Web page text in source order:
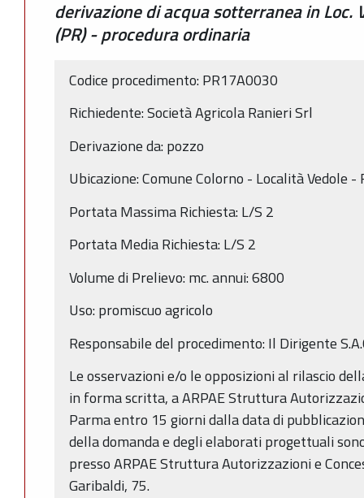
derivazione di acqua sotterranea in Loc.
(PR) - procedura ordinaria
Codice procedimento: PR17A0030
Richiedente: Società Agricola Ranieri Srl
Derivazione da: pozzo
Ubicazione: Comune Colorno - Località Vedole
Portata Massima Richiesta: L/S 2
Portata Media Richiesta: L/S 2
Volume di Prelievo: mc. annui: 6800
Uso: promiscuo agricolo
Responsabile del procedimento: Il Dirigente
Le osservazioni e/o le opposizioni al rilascio
in forma scritta, a ARPAE Struttura
Parma entro 15 giorni dalla data di
della domanda e degli elaborati progettuali
presso ARPAE Struttura Autorizzazioni e
Garibaldi, 75.